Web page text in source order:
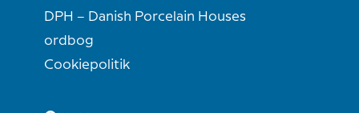
DPH – Danish Porcelain Houses
ordbog
Cookiepolitik